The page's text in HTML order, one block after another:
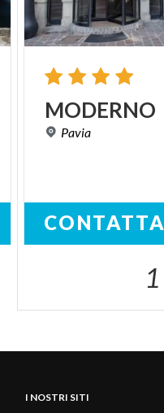
MODERNO
Pavia
CONTATTA
1
I NOSTRI SITI